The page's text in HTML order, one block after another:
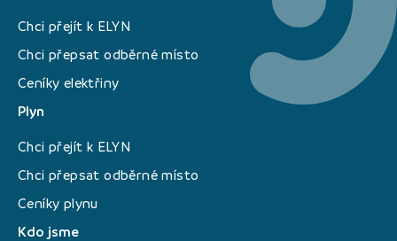
Chci přejít k ELYN
Chci přepsat odběrné místo
Ceníky elektřiny
Plyn
Chci přejít k ELYN
Chci přepsat odběrné místo
Ceníky plynu
Kdo jsme